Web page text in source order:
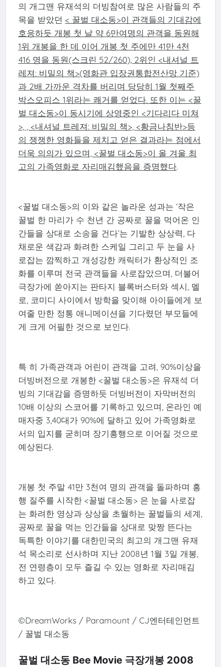
의 개그맨 유재석의 더빙참여로 많은 사람들의 주
목을 받았던 < 꿀벌 대소동>이 관객들의 기대감에
호응하듯 개봉 첫 날 약 6만여명의 관객을 동원해
1위 개봉을 한 데 이어 개봉 첫 주에만 41만 4천
416 명을 동원(스크린 52/260), 2위인 <내셔널 트
레져: 비밀의 책>(영화관 입장권통합전산망 기준)
과 2배 가까운 격차를 버리며 당당히 1월 첫째주
박스오피스 1위라는 쾌거를 얻었다. 또한 이는 <꿀
벌 대소동>이 동시기에 상영중인 <기다리다 미쳐
>, , <내셔널 트레져: 비밀의 책>, <황금나침반>등
의 쟁쟁한 영화들을 제치고 얻은 결과라는 점에서
더욱 의의가 있으며, <꿀벌 대소동>이 올 겨울 최
고의 가족영화로 자리매김했음을 증명했다.
<꿀벌 대소동>의 이와 같은 놀라운 성과는 ‘작은
꿀벌 한 마리가 수 천년 간 공짜로 꿀을 먹어온 인
간들을 상대로 소송을 건다’는 기발한 상상력, 다
채로운 색감과 화려한 스케일 그리고 두 눈을 사
로잡는 깜찍하고 개성강한 캐릭터가 환상적인 조
화를 이루며 전국 관객들을 사로잡았으며, 더불어
극장가에 쏟아지는 판타지 블록버스터와 섹시, 멜
로, 코미디 사이에서 방학을 맞이해 아이들에게 보
여줄 만한 정통 애니메이션을 기다렸던 부모들에
게 크게 어필한 것으로 보인다.
특 히 가족관객과 어린이 관객을 고려, 90%이상을
더빙버전으로 개봉한 <꿀벌 대소동>은 유재석 더
빙의 기대감을 증명하듯 더빙버전이 자막버전의
10배 이상의 스코어를 기록하고 있으며, 온라인 예
매자중 3,40대가 90%에 달하고 있어 가족영화로
서의 입지를 굳히며 장기흥행으로 이어질 것으로
예상된다.
개봉 첫 주말 41만 3천여 명의 관객을 돌파하며 흥
행 질주를 시작한 <꿀벌 대소동> 은 눈을 사로잡
는 화려한 영상과 상상을 초월하는 꿀벌들의 세계,
공짜로 꿀을 먹는 인간들을 상대로 맞짱 뜬다는
독특한 이야기를 대한민국의 최고의 개그맨 유재
석 목소리로 선사하며 지난 2008년 1월 3일 개봉,
전 연령층이 모두 즐길 수 있는 영화로 자리매김
하고 있다.
©DreamWorks / Paramount / CJ엔터테인먼트
/ 꿀벌 대소동
꿀벌 대소동 Bee Movie 극장개봉 2008